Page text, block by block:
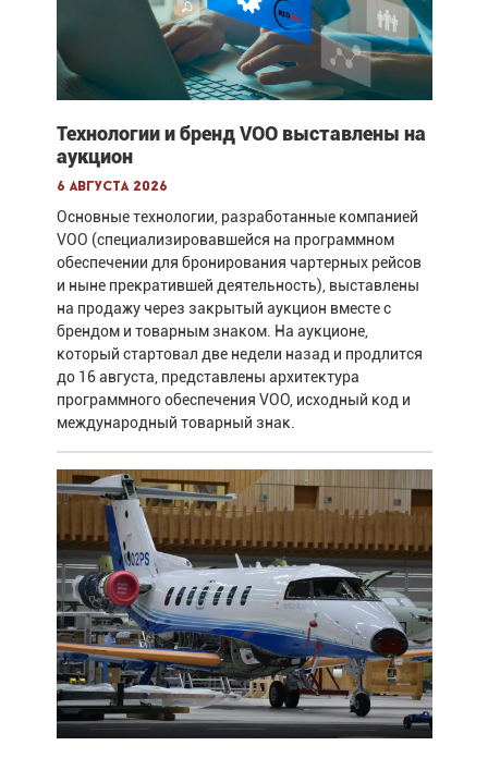
Технологии и бренд VOO выставлены на
аукцион
6 августа 2026
Основные технологии, разработанные компанией
VOO (специализировавшейся на программном
обеспечении для бронирования чартерных рейсов
и ныне прекратившей деятельность), выставлены
на продажу через закрытый аукцион вместе с
брендом и товарным знаком. На аукционе,
который стартовал две недели назад и продлится
до 16 августа, представлены архитектура
программного обеспечения VOO, исходный код и
международный товарный знак.